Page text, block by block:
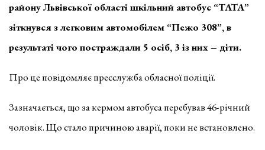
району Львівської області шкільний автобус “ТАТА”
зіткнувся з легковим автомобілем “Пежо 308”, в
результаті чого постраждали 5 осіб, 3 із них – діти.
Про це повідомляє пресслужба обласної поліції.
Зазначається, що за кермом автобуса перебував 46-річний
чоловік. Що стало причиною аварії, поки не встановлено.